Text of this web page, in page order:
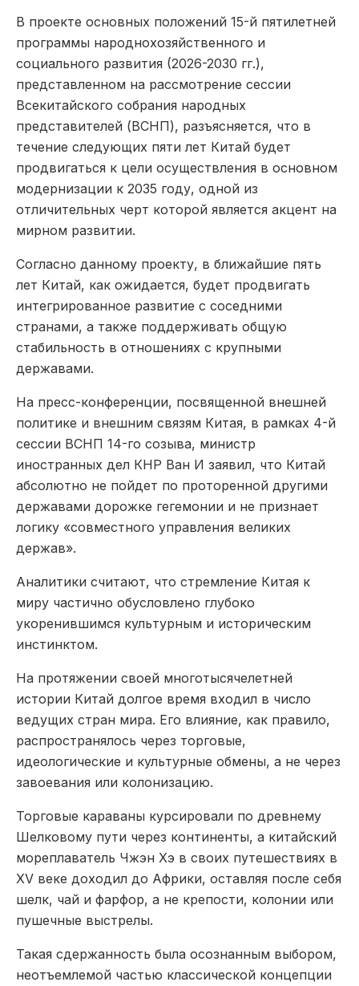
В проекте основных положений 15-й пятилетней
программы народнохозяйственного и
социального развития (2026-2030 гг.),
представленном на рассмотрение сессии
Всекитайского собрания народных
представителей (ВСНП), разъясняется, что в
течение следующих пяти лет Китай будет
продвигаться к цели осуществления в основном
модернизации к 2035 году, одной из
отличительных черт которой является акцент на
мирном развитии.
Согласно данному проекту, в ближайшие пять
лет Китай, как ожидается, будет продвигать
интегрированное развитие с соседними
странами, а также поддерживать общую
стабильность в отношениях с крупными
державами.
На пресс-конференции, посвященной внешней
политике и внешним связям Китая, в рамках 4-й
сессии ВСНП 14-го созыва, министр
иностранных дел КНР Ван И заявил, что Китай
абсолютно не пойдет по проторенной другими
державами дорожке гегемонии и не признает
логику «совместного управления великих
держав».
Аналитики считают, что стремление Китая к
миру частично обусловлено глубоко
укоренившимся культурным и историческим
инстинктом.
На протяжении своей многотысячелетней
истории Китай долгое время входил в число
ведущих стран мира. Его влияние, как правило,
распространялось через торговые,
идеологические и культурные обмены, а не через
завоевания или колонизацию.
Торговые караваны курсировали по древнему
Шелковому пути через континенты, а китайский
мореплаватель Чжэн Хэ в своих путешествиях в
XV веке доходил до Африки, оставляя после себя
шелк, чай и фарфор, а не крепости, колонии или
пушечные выстрелы.
Такая сдержанность была осознанным выбором,
неотъемлемой частью классической концепции